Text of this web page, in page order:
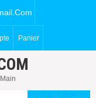
Panier